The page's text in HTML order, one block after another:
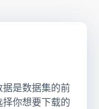
是数据集的前
你想要下载的